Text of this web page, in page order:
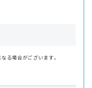
る場合がございます。